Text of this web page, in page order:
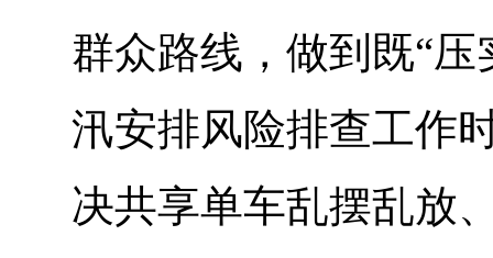
群众路线，做到既“
汛安排风险排查工作
决共享单车乱摆乱放